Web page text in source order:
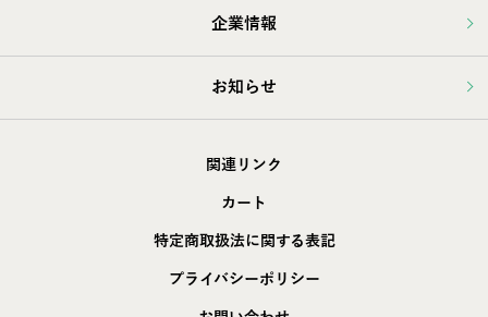
企業情報
お知らせ
関連リンク
カート
特定商取扱法に関する表記
プライバシーポリシー